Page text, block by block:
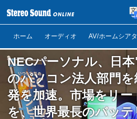
ホーム オーディオ AV/ホームシア
NECパーソナル、日本
のパソコン法人部門を
発を加速。市場をリ
を、世界最長のバッ